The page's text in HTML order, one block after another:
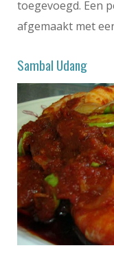
toegevoegd. Een
afgemaakt met
Sambal Udang